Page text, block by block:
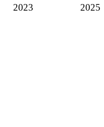
2023 2025